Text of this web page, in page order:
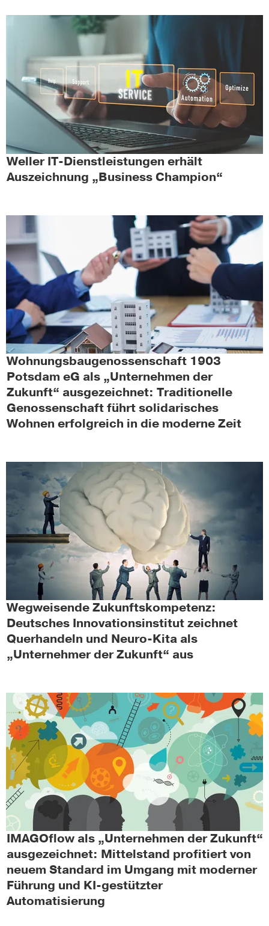
Weller IT-Dienstleistungen erhält
Auszeichnung „Business Champion“
Wohnungsbaugenossenschaft 1903
Potsdam eG als „Unternehmen der
Zukunft“ ausgezeichnet: Traditionelle
Genossenschaft führt solidarisches
Wohnen erfolgreich in die moderne Zeit
Wegweisende Zukunftskompetenz:
Deutsches Innovationsinstitut zeichnet
Querhandeln und Neuro-Kita als
„Unternehmer der Zukunft“ aus
IMAGOflow als „Unternehmen der Zukunft“
ausgezeichnet: Mittelstand profitiert von
neuem Standard im Umgang mit moderner
Führung und KI-gestützter
Automatisierung